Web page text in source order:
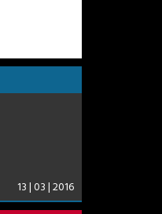
13 | 03 | 2016